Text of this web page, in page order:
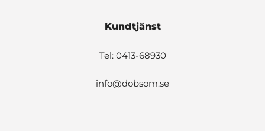
Kundtjänst
Tel: 0413-68930
info@dobsom.se